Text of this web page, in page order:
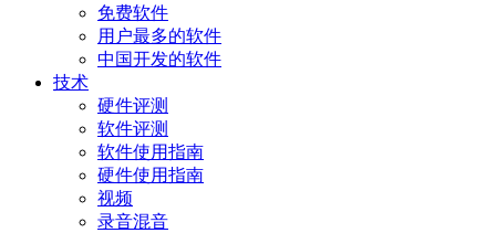
免费软件
用户最多的软件
中国开发的软件
技术
硬件评测
软件评测
软件使用指南
硬件使用指南
视频
录音混音